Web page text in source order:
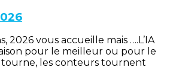
2026 vous accueille mais ….L’IA
pour le meilleur ou pour le
les conteurs tournent